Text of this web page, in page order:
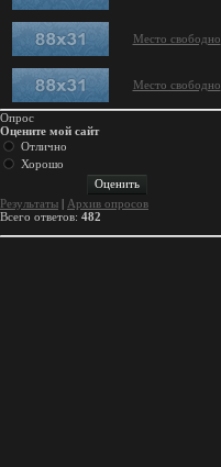
Место свободно
Место свободно
Опрос
Оцените мой сайт
Отлично
Хорошо
Результаты | Архив опросов
Всего ответов: 482